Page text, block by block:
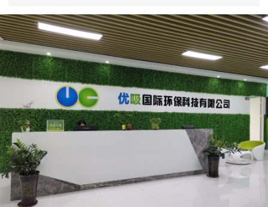
专利保护优势、双甲资质
企业（“室内环境净化治理
甲级施工资质”“室内环境
污染治理资质等级证
书”）、拥有多名高级《环
境工程高级工程师》室内
空气治理资格认证的治理
人员、掌握室内空气净化
治理实用技术和五项专利
技术、八项计算机软件著
作权登记证书等。研发实